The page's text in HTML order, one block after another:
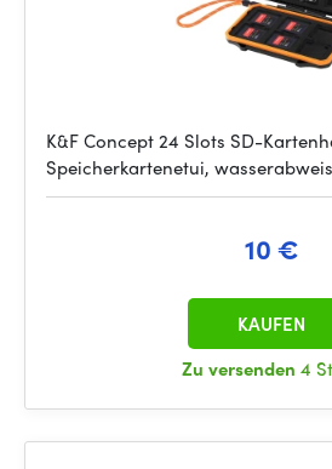
K&F Concept 24 Slots SD-
Speicherkartenetui,
10 €
Zu versenden 4
KAUFEN